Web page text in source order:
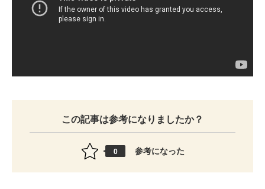
この記事は参考になりましたか？
0 参考になった